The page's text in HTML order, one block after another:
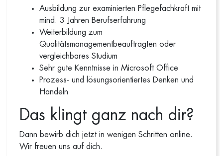
Ausbildung zur examinierten Pflegefachkraft mit
mind. 3 Jahren Berufserfahrung
Weiterbildung zum
Qualitätsmanagementbeauftragten oder
vergleichbares Studium
Sehr gute Kenntnisse in Microsoft Office
Prozess- und lösungsorientiertes Denken und
Handeln
Das klingt ganz nach dir?
Dann bewirb dich jetzt in wenigen Schritten online.
Wir freuen uns auf dich.